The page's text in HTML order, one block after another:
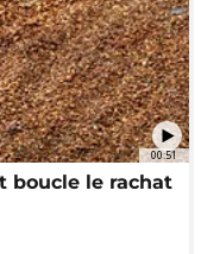
00:51
boucle le rachat